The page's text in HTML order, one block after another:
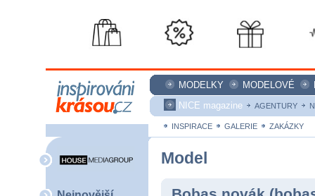
MODELKY MODELOVÉ
NICE magazine
AGENTURY
INSPIRACE GALERIE ZAKÁZKY
Model